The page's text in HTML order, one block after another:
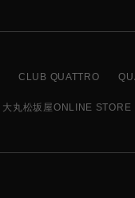
CLUB QUATTRO
大丸松坂屋ONLINE STORE